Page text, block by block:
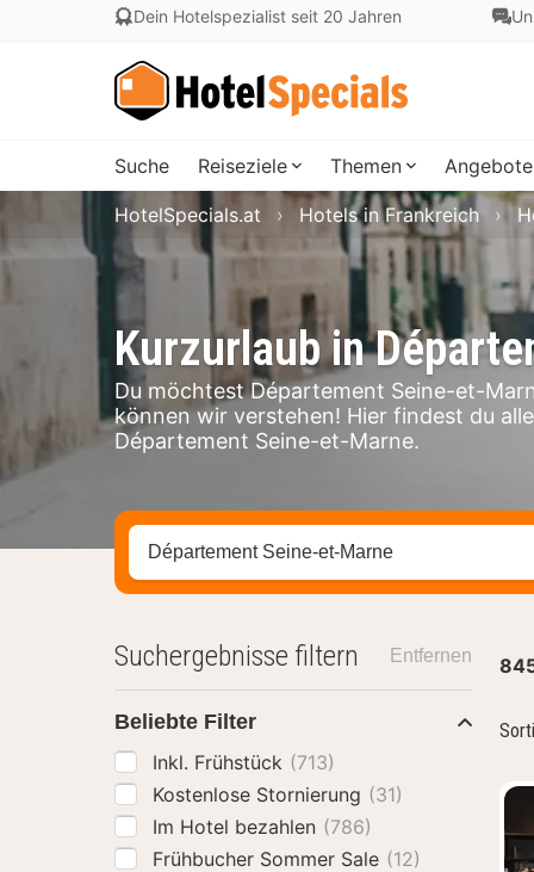
Dein Hotelspezialist seit 20 Jahren
Suche Reiseziele Themen Angebote
Kurzurlaub in
Du möchtest Département Seine-et-
können wir verstehen! Hier findest du
Département Seine-et-Marne.
HotelSpecials.at Hotels in Frankreich
Stadt, Region oder Hotel suchen
Suchergebnisse filtern Entfernen
Beliebte Filter
Inkl. Frühstück (713)
Kostenlose Stornierung (31)
Im Hotel bezahlen (786)
Frühbucher Sommer Sale (12)